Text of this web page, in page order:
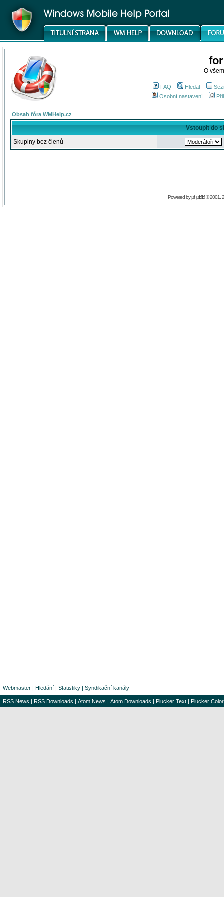
O
FAQ Hledat
Osobní nastavení
Obsah fóra WMHelp.cz
Vstoupit do
Skupiny bez členů
Powered byphpBB© 2001,
Webmaster | Hledání | Statistiky | Syndikační kanály
RSS News | RSS Downloads | Atom News | Atom Downloads | Plucker Text | Plucker Color